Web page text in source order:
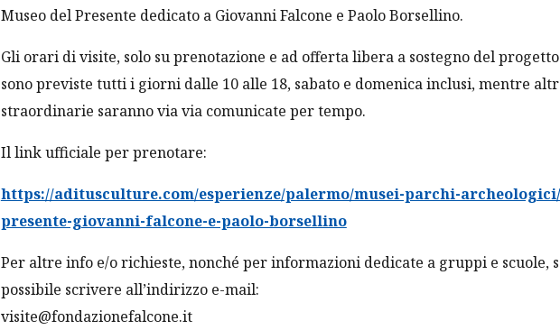
Museo del Presente dedicato a Giovanni Falcone e Paolo Borsellino.
Gli orari di visite, solo su prenotazione e ad offerta libera a sostegno del
sono previste tutti i giorni dalle 10 alle 18, sabato e domenica inclusi, mentre
straordinarie saranno via via comunicate per tempo.
Il link ufficiale per prenotare:
https://aditusculture.com/esperienze/palermo/musei-parchi-
presente-giovanni-falcone-e-paolo-borsellino
Per altre info e/o richieste, nonché per informazioni dedicate a gruppi e scuole,
possibile scrivere all’indirizzo e-mail:
visite@fondazionefalcone.it